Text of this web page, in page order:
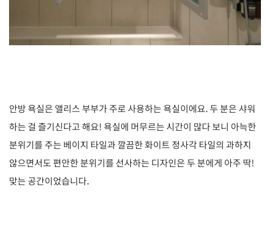
안방 욕실은 앨리스 부부가 주로 사용하는 욕실이에요. 두 분은 샤워
하는 걸 즐기신다고 해요! 욕실에 머무르는 시간이 많다 보니 아늑한
분위기를 주는 베이지 타일과 깔끔한 화이트 정사각 타일의 과하지
않으면서도 편안한 분위기를 선사하는 디자인은 두 분에게 아주 딱!
맞는 공간이었습니다.